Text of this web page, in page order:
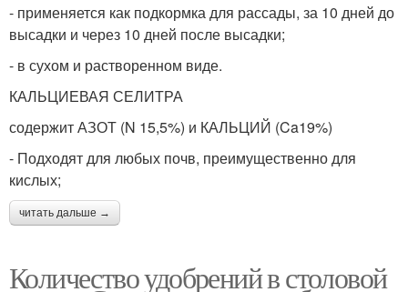
- применяется как подкормка для рассады, за 10 дней до
высадки и через 10 дней после высадки;
- в сухом и растворенном виде.
КАЛЬЦИЕВАЯ СЕЛИТРА
содержит АЗОТ (N 15,5%) и КАЛЬЦИЙ (Ca19%)
- Подходят для любых почв, преимущественно для
кислых;
читать дальше →
Количество удобрений в столовой